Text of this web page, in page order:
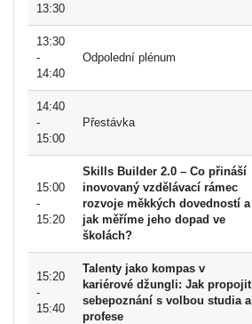
13:30
13:30
-
14:40
Odpolední plénum
14:40
-
15:00
Přestávka
15:00
-
15:20
Skills Builder 2.0 – Co přináší
inovovaný vzdělávací rámec
rozvoje měkkých dovedností a
jak měříme jeho dopad ve
školách?
15:20
-
15:40
Talenty jako kompas v
kariérové džungli: Jak propojit
sebepoznání s volbou studia a
profese